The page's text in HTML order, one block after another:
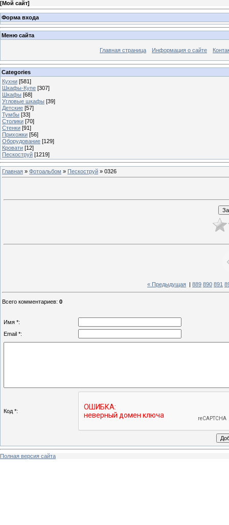
[Мой сайт]
Форма входа
Меню сайта
Главная страница Информация о сайте
Categories
Кухни [581]
Шкафы-Купе [307]
Шкафы [68]
Угловые шкафы [39]
Детские [57]
Тумбы [33]
Столики [70]
Стенки [91]
Прихожки [56]
Оборудование [129]
Кровати [12]
Пескоструй [1219]
Главная » Фотоальбом » Пескоструй » 0326
« Предыдущая 889 890 891
Всего комментариев: 0
Имя *:
Email *:
Код *:
Полная версия сайта